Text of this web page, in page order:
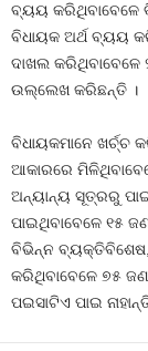
ବ୍ୟୟ କରିଥିବାବେଳେ
ବିଧାୟକ ଅର୍ଥ ବ୍ୟୟ
ଦାଖଲ କରିଥିବାବେଳେ
ଉଲ୍ଲେଖ କରିଛନ୍ତି ।
ବିଧାୟକମାନେ ଖର୍ଚ୍ଚ
ଆକାରରେ
ଅନ୍ୟାନ୍ୟ ସୂତ୍ରରୁ
ପାଇଥିବାବେଳେ ୧୫
ବିଭିନ୍ନ ବ୍ୟକ୍ତିବିଶେଷ,
କରିଥିବାବେଳେ ୭୫
ପଇସାଟିଏ ପାଇ